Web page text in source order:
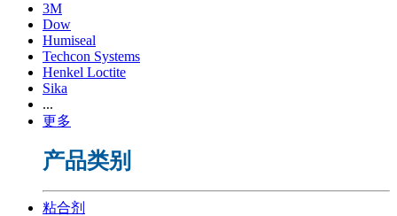
3M
Dow
Humiseal
Techcon Systems
Henkel Loctite
Sika
...
更多
产品类别
粘合剂